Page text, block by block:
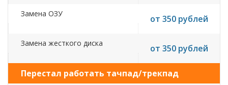
Замена ОЗУ от 350 рублей
Замена жесткого диска от 350 рублей
Перестал работать тачпад/трекпад